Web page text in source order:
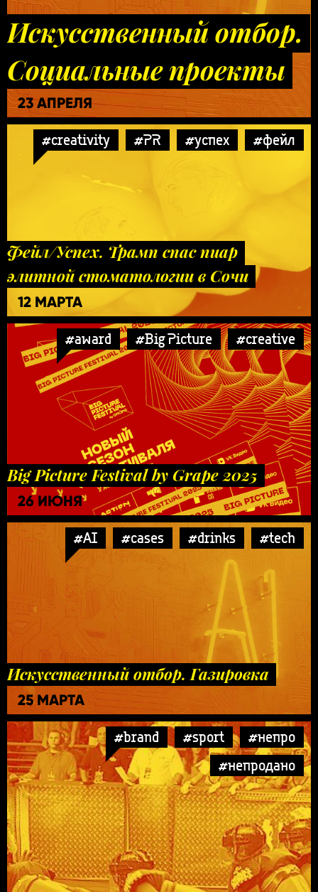
Искусственный отбор.
Социальные проекты
23 АПРЕЛЯ
#creativity #PR #успех #фейл
Фейл/Успех. Трамп спас пиар
элитной стоматологии в Сочи
12 МАРТА
#award #Big Picture #creative
Big Picture Festival by Grape 2025
26 ИЮНЯ
#AI #cases #drinks #tech
Искусственный отбор. Газировка
25 МАРТА
#brand #sport
#непро
#непродано